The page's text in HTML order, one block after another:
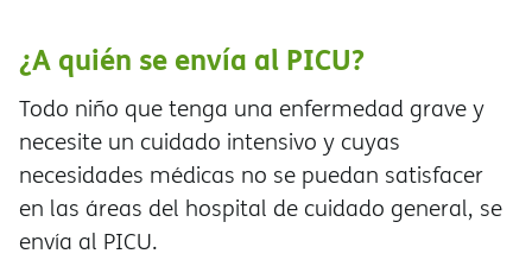
¿A quién se envía al PICU?
Todo niño que tenga una enfermedad grave y
necesite un cuidado intensivo y cuyas
necesidades médicas no se puedan satisfacer
en las áreas del hospital de cuidado general, se
envía al PICU.